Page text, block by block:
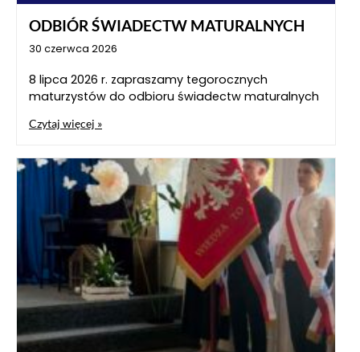
ODBIÓR ŚWIADECTW MATURALNYCH
30 czerwca 2026
8 lipca 2026 r. zapraszamy tegorocznych
maturzystów do odbioru świadectw maturalnych
Czytaj więcej »